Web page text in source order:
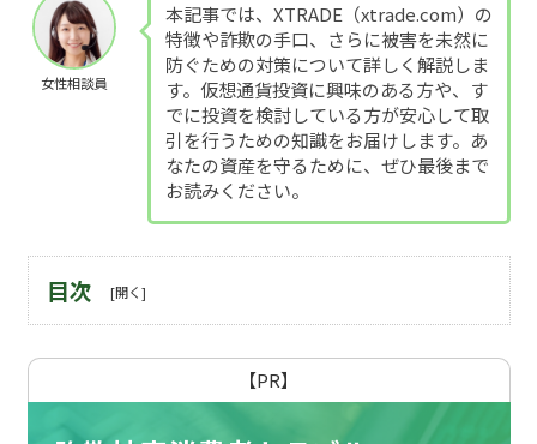
女性相談員
本記事では、XTRADE（xtrade.com）の
特徴や詐欺の手口、さらに被害を未然に
防ぐための対策について詳しく解説しま
す。仮想通貨投資に興味のある方や、す
でに投資を検討している方が安心して取
引を行うための知識をお届けします。あ
なたの資産を守るために、ぜひ最後まで
お読みください。
目次
【PR】